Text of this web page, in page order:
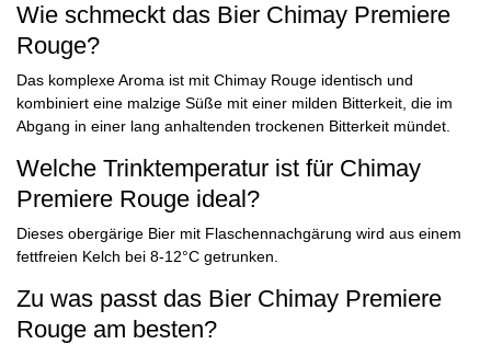
Wie schmeckt das Bier Chimay Premiere
Rouge?
Das komplexe Aroma ist mit Chimay Rouge identisch und
kombiniert eine malzige Süße mit einer milden Bitterkeit, die im
Abgang in einer lang anhaltenden trockenen Bitterkeit mündet.
Welche Trinktemperatur ist für Chimay
Premiere Rouge ideal?
Dieses obergärige Bier mit Flaschennachgä­rung wird aus einem
fettfreien Kelch bei 8-12°C getrunken.
Zu was passt das Bier Chimay Premiere
Rouge am besten?